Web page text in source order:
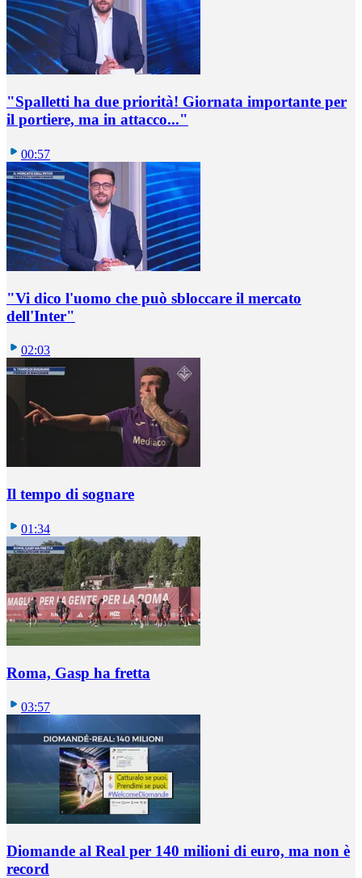
"Spalletti ha due priorità! Giornata importante per
il portiere, ma in attacco..."
00:57
"Vi dico l'uomo che può sbloccare il mercato
dell'Inter"
02:03
Il tempo di sognare
01:34
Roma, Gasp ha fretta
03:57
Diomande al Real per 140 milioni di euro, ma non è
record